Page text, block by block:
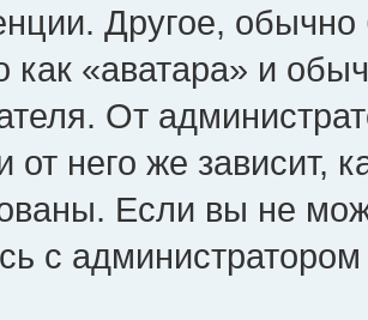
Другое,
как «аватара» и
От
от него же зависит,
Если вы не
с